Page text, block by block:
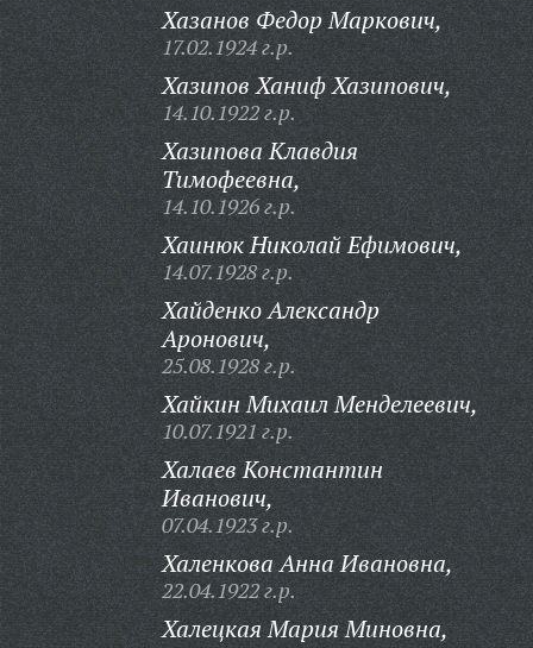
Хазанов Федор Маркович,
17.02.1924 г.р.
Хазипов Ханиф Хазипович,
14.10.1922 г.р.
Хазипова Клавдия
Тимофеевна,
14.10.1926 г.р.
Хаинюк Николай Ефимович,
14.07.1928 г.р.
Хайденко Александр
Аронович,
25.08.1928 г.р.
Хайкин Михаил Менделеевич,
10.07.1921 г.р.
Халаев Константин
Иванович,
07.04.1923 г.р.
Халенкова Анна Ивановна,
22.04.1922 г.р.
Халецкая Мария Миновна,